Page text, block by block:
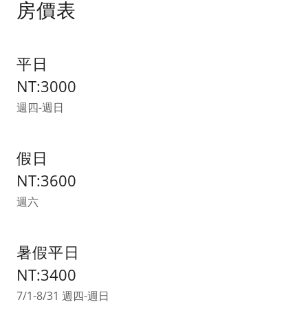
房價表
平日
NT:3000
週四-週日
假日
NT:3600
週六
暑假平日
NT:3400
7/1-8/31 週四-週日